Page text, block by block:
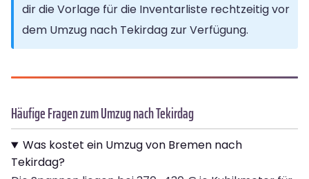
dir die Vorlage für die Inventarliste rechtzeitig vor
dem Umzug nach Tekirdag zur Verfügung.
Häufige Fragen zum Umzug nach Tekirdag
Was kostet ein Umzug von Bremen nach
Tekirdag?